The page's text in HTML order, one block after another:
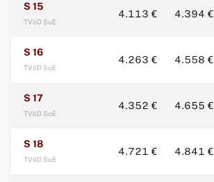
S 15
TVöD SuE
4.113 € 4.394 €
S 16
TVöD SuE
4.263 € 4.558 €
S 17
TVöD SuE
4.352 € 4.655 €
S 18
TVöD SuE
4.721 € 4.841 €